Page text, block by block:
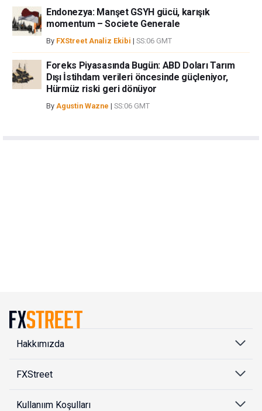
Endonezya: Manşet GSYH gücü, karışık
momentum – Societe Generale
By FXStreet Analiz Ekibi | SS:06 GMT
Foreks Piyasasında Bugün: ABD Doları Tarım
Dışı İstihdam verileri öncesinde güçleniyor,
Hürmüz riski geri dönüyor
By Agustin Wazne | SS:06 GMT
Hakkımızda
FXStreet
Kullanıım Koşulları